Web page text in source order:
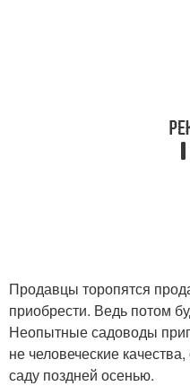
Продавцы торопятся
приобрести. Ведь потом
Неопытные садоводы
не человеческие
саду поздней осенью.